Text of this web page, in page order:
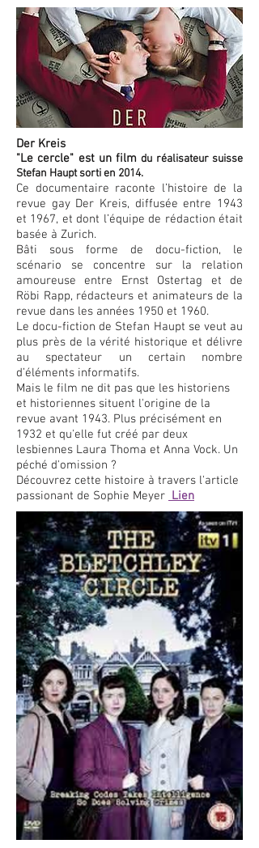
Der Kreis
"Le cercle" est un filmdu réalisateur suisse
Stefan Haupt sorti en 2014.
Ce documentaire raconte l’histoire de la
revue gay Der Kreis, diffusée entre 1943
et 1967, et dont l’équipe de rédaction était
basée à Zurich.
Bâti sous forme de docu-fiction, le
scénario se concentre sur la relation
amoureuse entre Ernst Ostertag et de
Röbi Rapp, rédacteurs et animateurs de la
revue dans les années 1950 et 1960.
Le docu-fiction de Stefan Haupt se veut au
plus près de la vérité historique et délivre
au spectateur un certain nombre
d’éléments informatifs.
Mais le film ne dit pas que les historiens
et historiennes situent l'origine de la
revue avant 1943. Plus précisément en
1932 et qu'elle fut créé par deux
lesbiennes Laura Thoma et Anna Vock. Un
péché d'omission ?
Découvrez cette histoire à travers l'article
passionant de Sophie Meyer Lien